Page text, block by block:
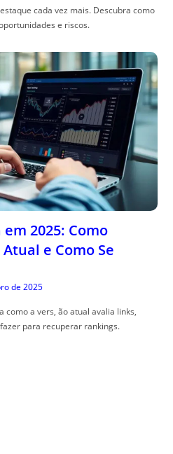
cada vez mais. Descubra como
e riscos.
2025: Como
e Como Se
de 2025
a vers, ão atual avalia links,
para recuperar rankings.